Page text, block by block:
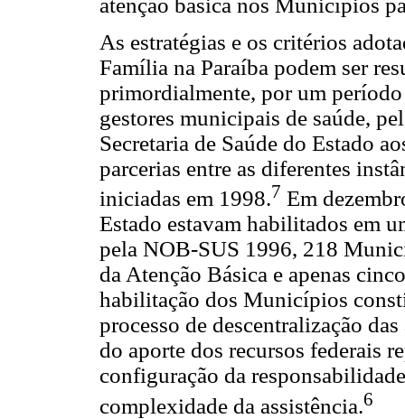
atenção básica nos Municípios
As estratégias e os critérios
Família na Paraíba podem ser
primordialmente, por um
gestores municipais de saúde,
Secretaria de Saúde do Estado
parcerias entre as diferentes
iniciadas em 1998.7 Em
Estado estavam habilitados em
pela NOB-SUS 1996, 218
da Atenção Básica e apenas
habilitação dos Municípios
processo de descentralização
do aporte dos recursos federais
configuração da
complexidade da assistência.6